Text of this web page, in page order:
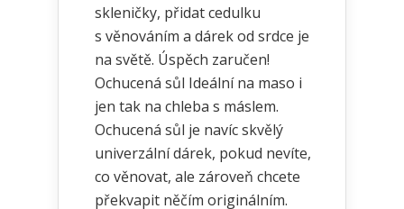
skleničky, přidat cedulku
s věnováním a dárek od srdce je
na světě. Úspěch zaručen!
Ochucená sůl Ideální na maso i
jen tak na chleba s máslem.
Ochucená sůl je navíc skvělý
univerzální dárek, pokud nevíte,
co věnovat, ale zároveň chcete
překvapit něčím originálním.